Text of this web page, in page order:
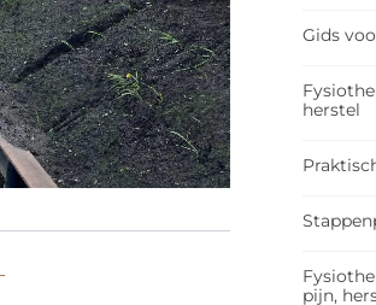
Gids
herstel
pijn,